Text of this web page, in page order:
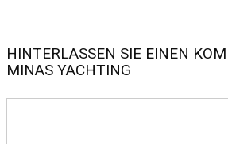
HINTERLASSEN SIE EINEN
MINAS YACHTING